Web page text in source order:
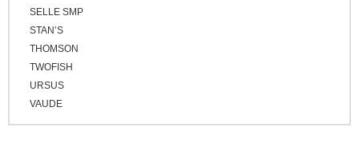
SELLE SMP
STAN’S
THOMSON
TWOFISH
URSUS
VAUDE